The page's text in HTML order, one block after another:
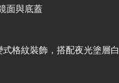
面與底蓋
格紋裝飾，搭配夜光塗層白